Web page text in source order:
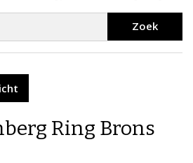
Zoek
Ring Brons